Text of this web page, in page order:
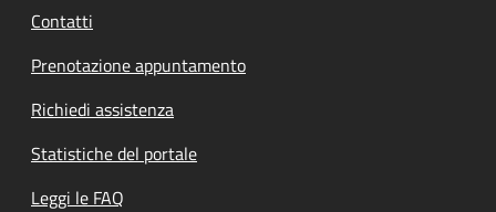
Contatti
Prenotazione appuntamento
Richiedi assistenza
Statistiche del portale
Leggi le FAQ